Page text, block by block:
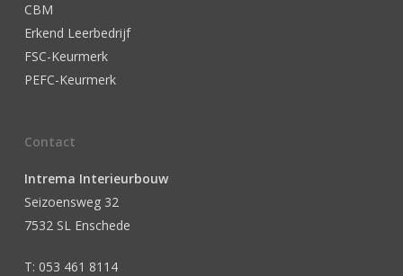
CBM
Erkend Leerbedrijf
FSC-Keurmerk
PEFC-Keurmerk
Contact
Intrema Interieurbouw
Seizoensweg 32
7532 SL Enschede
T: 053 461 8114